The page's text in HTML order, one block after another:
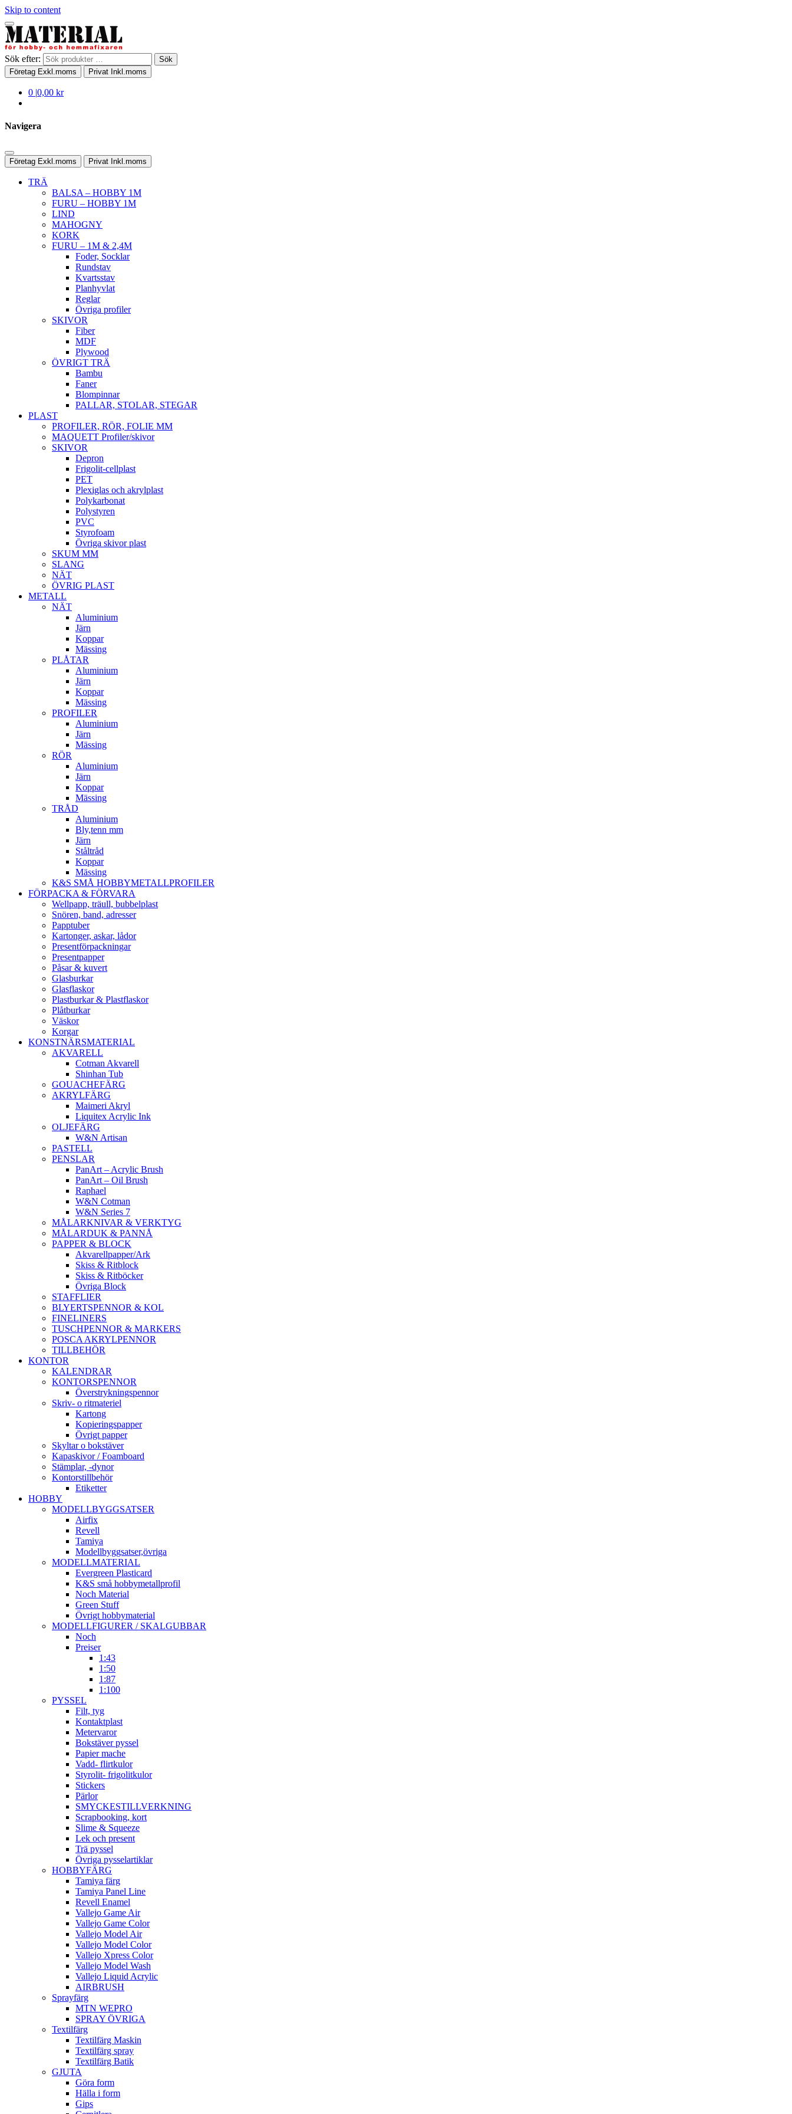
Skip to content
Sök efter:
Sök
Företag Exkl.moms Privat Inkl.moms
0 |0,00 kr
Navigera
Företag Exkl.moms Privat Inkl.moms
TRÄ
BALSA – HOBBY 1M
FURU – HOBBY 1M
LIND
MAHOGNY
KORK
FURU – 1M & 2,4M
Foder, Socklar
Rundstav
Kvartsstav
Planhyvlat
Reglar
Övriga profiler
SKIVOR
Fiber
MDF
Plywood
ÖVRIGT TRÄ
Bambu
Faner
Blompinnar
PALLAR, STOLAR, STEGAR
PLAST
PROFILER, RÖR, FOLIE MM
MAQUETT Profiler/skivor
SKIVOR
Depron
Frigolit-cellplast
PET
Plexiglas och akrylplast
Polykarbonat
Polystyren
PVC
Styrofoam
Övriga skivor plast
SKUM MM
SLANG
NÄT
ÖVRIG PLAST
METALL
NÄT
Aluminium
Järn
Koppar
Mässing
PLÅTAR
Aluminium
Järn
Koppar
Mässing
PROFILER
Aluminium
Järn
Mässing
RÖR
Aluminium
Järn
Koppar
Mässing
TRÅD
Aluminium
Bly,tenn mm
Järn
Ståltråd
Koppar
Mässing
K&S SMÅ HOBBYMETALLPROFILER
FÖRPACKA & FÖRVARA
Wellpapp, träull, bubbelplast
Snören, band, adresser
Papptuber
Kartonger, askar, lådor
Presentförpackningar
Presentpapper
Påsar & kuvert
Glasburkar
Glasflaskor
Plastburkar & Plastflaskor
Plåtburkar
Väskor
Korgar
KONSTNÄRSMATERIAL
AKVARELL
Cotman Akvarell
Shinhan Tub
GOUACHEFÄRG
AKRYLFÄRG
Maimeri Akryl
Liquitex Acrylic Ink
OLJEFÄRG
W&N Artisan
PASTELL
PENSLAR
PanArt – Acrylic Brush
PanArt – Oil Brush
Raphael
W&N Cotman
W&N Series 7
MÅLARKNIVAR & VERKTYG
MÅLARDUK & PANNÅ
PAPPER & BLOCK
Akvarellpapper/Ark
Skiss & Ritblock
Skiss & Ritböcker
Övriga Block
STAFFLIER
BLYERTSPENNOR & KOL
FINELINERS
TUSCHPENNOR & MARKERS
POSCA AKRYLPENNOR
TILLBEHÖR
KONTOR
KALENDRAR
KONTORSPENNOR
Överstrykningspennor
Skriv- o ritmateriel
Kartong
Kopieringspapper
Övrigt papper
Skyltar o bokstäver
Kapaskivor / Foamboard
Stämplar, -dynor
Kontorstillbehör
Etiketter
HOBBY
MODELLBYGGSATSER
Airfix
Revell
Tamiya
Modellbyggsatser,övriga
MODELLMATERIAL
Evergreen Plasticard
K&S små hobbymetallprofil
Noch Material
Green Stuff
Övrigt hobbymaterial
MODELLFIGURER / SKALGUBBAR
Noch
Preiser
1:43
1:50
1:87
1:100
PYSSEL
Filt, tyg
Kontaktplast
Metervaror
Bokstäver pyssel
Papier mache
Vadd- flirtkulor
Styrolit- frigolitkulor
Stickers
Pärlor
SMYCKESTILLVERKNING
Scrapbooking, kort
Slime & Squeeze
Lek och present
Trä pyssel
Övriga pysselartiklar
HOBBYFÄRG
Tamiya färg
Tamiya Panel Line
Revell Enamel
Vallejo Game Air
Vallejo Game Color
Vallejo Model Air
Vallejo Model Color
Vallejo Xpress Color
Vallejo Model Wash
Vallejo Liquid Acrylic
AIRBRUSH
Sprayfärg
MTN WEPRO
SPRAY ÖVRIGA
Textilfärg
Textilfärg Maskin
Textilfärg spray
Textilfärg Batik
GJUTA
Göra form
Hälla i form
Gips